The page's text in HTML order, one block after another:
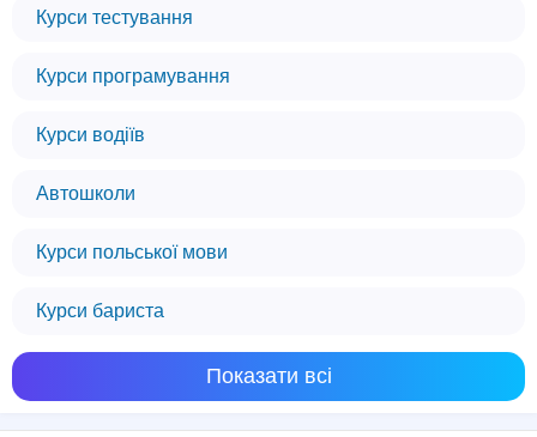
Курси тестування
Курси програмування
Курси водіїв
Автошколи
Курси польської мови
Курси бариста
Показати всі